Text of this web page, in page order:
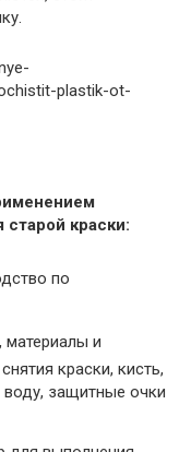
plastik-ot-
старой краски:
по
материалы и
краски, кисть,
защитные очки